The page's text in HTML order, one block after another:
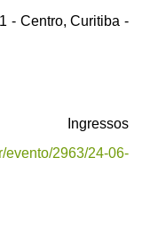
- Centro, Curitiba -
evento/2963/24-06-